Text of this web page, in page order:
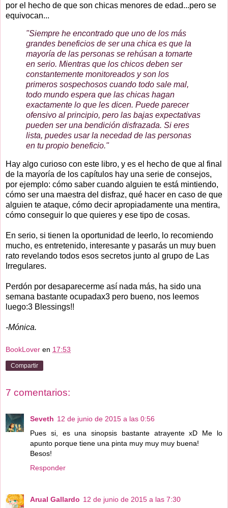
por el hecho de que son chicas menores de edad...pero se
equivocan...
"Siempre he encontrado que uno de los más
grandes beneficios de ser una chica es que la
mayoría de las personas se rehúsan a tomarte
en serio. Mientras que los chicos deben ser
constantemente monitoreados y son los
primeros sospechosos cuando todo sale mal,
todo mundo espera que las chicas hagan
exactamente lo que les dicen. Puede parecer
ofensivo al principio, pero las bajas expectativas
pueden ser una bendición disfrazada. Si eres
lista, puedes usar la necedad de las personas
en tu propio beneficio."
Hay algo curioso con este libro, y es el hecho de que al final
de la mayoría de los capítulos hay una serie de consejos,
por ejemplo: cómo saber cuando alguien te está mintiendo,
cómo ser una maestra del disfraz, qué hacer en caso de que
alguien te ataque, cómo decir apropiadamente una mentira,
cómo conseguir lo que quieres y ese tipo de cosas.
En serio, si tienen la oportunidad de leerlo, lo recomiendo
mucho, es entretenido, interesante y pasarás un muy buen
rato revelando todos esos secretos junto al grupo de Las
Irregulares.
Perdón por desaparecerme así nada más, ha sido una
semana bastante ocupadax3 pero bueno, nos leemos
luego:3 Blessings!!
-Mónica.
BookLover en 17:53
Compartir
7 comentarios:
Seveth 12 de junio de 2015 a las 0:56
Pues si, es una sinopsis bastante atrayente xD Me lo
apunto porque tiene una pinta muy muy muy buena!
Besos!
Responder
Arual Gallardo 12 de junio de 2015 a las 7:30